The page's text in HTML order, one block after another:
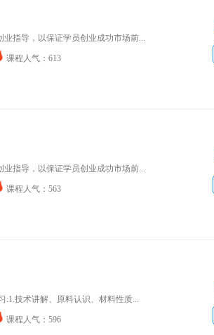
指导，以保证学员创业成功市场前...
课程人气：613
指导，以保证学员创业成功市场前...
课程人气：563
:1.技术讲解、原料认识、材料性质...
课程人气：596